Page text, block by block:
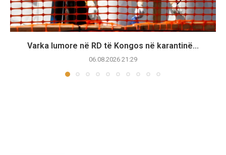
Varka lumore në RD të Kongos në karantinë...
06.08.2026 21:29